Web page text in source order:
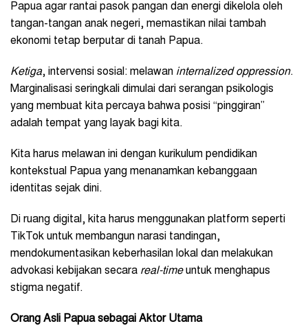
Papua agar rantai pasok pangan dan energi dikelola oleh
tangan-tangan anak negeri, memastikan nilai tambah
ekonomi tetap berputar di tanah Papua.
Ketiga, intervensi sosial: melawan internalized oppression.
Marginalisasi seringkali dimulai dari serangan psikologis
yang membuat kita percaya bahwa posisi “pinggiran”
adalah tempat yang layak bagi kita.
Kita harus melawan ini dengan kurikulum pendidikan
kontekstual Papua yang menanamkan kebanggaan
identitas sejak dini.
Di ruang digital, kita harus menggunakan platform seperti
TikTok untuk membangun narasi tandingan,
mendokumentasikan keberhasilan lokal dan melakukan
advokasi kebijakan secara real-timeuntuk menghapus
stigma negatif.
Orang Asli Papua sebagai Aktor Utama